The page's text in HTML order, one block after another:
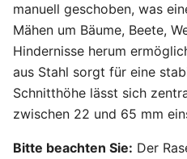
manuell geschoben, was
Mähen um Bäume, Beete,
Hindernisse herum
aus Stahl sorgt für eine
Schnitthöhe lässt sich
zwischen 22 und 65 mm
Bitte beachten Sie: Der